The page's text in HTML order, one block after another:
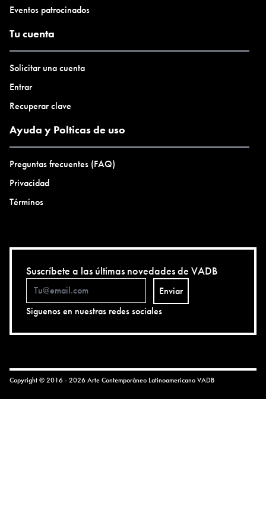
Eventos patrocinados
Tu cuenta
Solicitar una cuenta
Entrar
Recuperar clave
Ayuda y Polticas de uso
Preguntas frecuentes (FAQ)
Privacidad
Términos
Suscríbete a las últimas novedades de VADB
Enviar
Siguenos en nuestras redes sociales
Copyright © 2016 - 2026 Arte Contemporáneo LatinoamericanoVADB